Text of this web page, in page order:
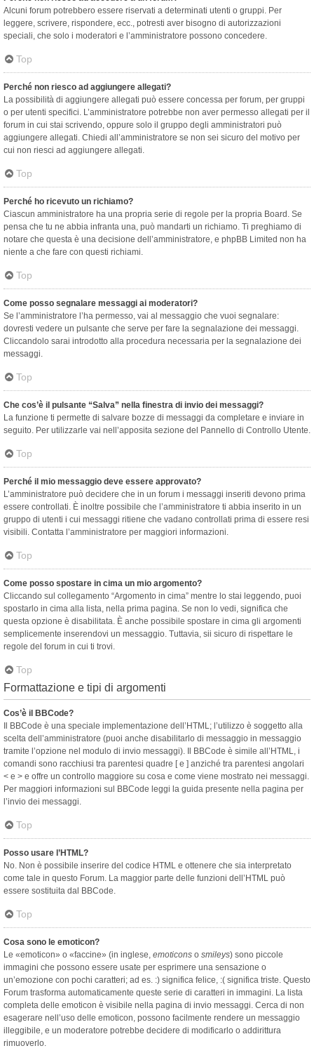
Alcuni forum potrebbero essere riservati a determinati utenti o gruppi. Per
leggere, scrivere, rispondere, ecc., potresti aver bisogno di autorizzazioni
speciali, che solo i moderatori e l’amministratore possono concedere.
Top
Perché non riesco ad aggiungere allegati?
La possibilità di aggiungere allegati può essere concessa per forum, per gruppi
o per utenti specifici. L’amministratore potrebbe non aver permesso allegati per il
forum in cui stai scrivendo, oppure solo il gruppo degli amministratori può
aggiungere allegati. Chiedi all’amministratore se non sei sicuro del motivo per
cui non riesci ad aggiungere allegati.
Top
Perché ho ricevuto un richiamo?
Ciascun amministratore ha una propria serie di regole per la propria Board. Se
pensa che tu ne abbia infranta una, può mandarti un richiamo. Ti preghiamo di
notare che questa è una decisione dell’amministratore, e phpBB Limited non ha
niente a che fare con questi richiami.
Top
Come posso segnalare messaggi ai moderatori?
Se l’amministratore l’ha permesso, vai al messaggio che vuoi segnalare:
dovresti vedere un pulsante che serve per fare la segnalazione dei messaggi.
Cliccandolo sarai introdotto alla procedura necessaria per la segnalazione dei
messaggi.
Top
Che cos’è il pulsante “Salva” nella finestra di invio dei messaggi?
La funzione ti permette di salvare bozze di messaggi da completare e inviare in
seguito. Per utilizzarle vai nell’apposita sezione del Pannello di Controllo Utente.
Top
Perché il mio messaggio deve essere approvato?
L’amministratore può decidere che in un forum i messaggi inseriti devono prima
essere controllati. È inoltre possibile che l’amministratore ti abbia inserito in un
gruppo di utenti i cui messaggi ritiene che vadano controllati prima di essere resi
visibili. Contatta l’amministratore per maggiori informazioni.
Top
Come posso spostare in cima un mio argomento?
Cliccando sul collegamento “Argomento in cima” mentre lo stai leggendo, puoi
spostarlo in cima alla lista, nella prima pagina. Se non lo vedi, significa che
questa opzione è disabilitata. È anche possibile spostare in cima gli argomenti
semplicemente inserendovi un messaggio. Tuttavia, sii sicuro di rispettare le
regole del forum in cui ti trovi.
Top
Formattazione e tipi di argomenti
Cos’è il BBCode?
Il BBCode è una speciale implementazione dell’HTML; l’utilizzo è soggetto alla
scelta dell’amministratore (puoi anche disabilitarlo di messaggio in messaggio
tramite l’opzione nel modulo di invio messaggi). Il BBCode è simile all’HTML, i
comandi sono racchiusi tra parentesi quadre [ e ] anziché tra parentesi angolari
< e > e offre un controllo maggiore su cosa e come viene mostrato nei messaggi.
Per maggiori informazioni sul BBCode leggi la guida presente nella pagina per
l’invio dei messaggi.
Top
Posso usare l’HTML?
No. Non è possibile inserire del codice HTML e ottenere che sia interpretato
come tale in questo Forum. La maggior parte delle funzioni dell’HTML può
essere sostituita dal BBCode.
Top
Cosa sono le emoticon?
Le «emoticon» o «faccine» (in inglese, emoticons o smileys) sono piccole
immagini che possono essere usate per esprimere una sensazione o
un’emozione con pochi caratteri; ad es. :) significa felice, :( significa triste. Questo
Forum trasforma automaticamente queste serie di caratteri in immagini. La lista
completa delle emoticon è visibile nella pagina di invio messaggi. Cerca di non
esagerare nell’uso delle emoticon, possono facilmente rendere un messaggio
illeggibile, e un moderatore potrebbe decidere di modificarlo o addirittura
rimuoverlo.